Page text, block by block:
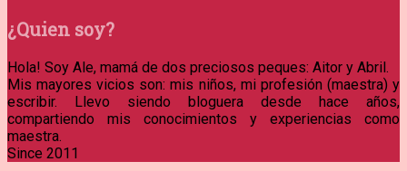
¿Quien soy?
Hola! Soy Ale, mamá de dos preciosos peques: Aitor y Abril.
Mis mayores vicios son: mis niños, mi profesión (maestra) y
escribir. Llevo siendo bloguera desde hace años,
compartiendo mis conocimientos y experiencias como
maestra.
Since 2011